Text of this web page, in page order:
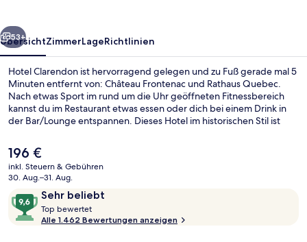
Weiter
53+
ÜbersichtZimmerLageRichtlinien
Hotel Clarendon ist hervorragend gelegen und zu Fuß gerade mal 5
Minuten entfernt von: Château Frontenac und Rathaus Quebec.
Nach etwas Sport im rund um die Uhr geöffneten Fitnessbereich
kannst du im Restaurant etwas essen oder dich bei einem Drink in
der Bar/Lounge entspannen. Dieses Hotel im historischen Stil ist
Funicular (Seilbahn) und Viertel Petit Champlain. Anderen
Reisenden gefallen die bequemen Betten und das hilfsbereite
Personal sehr gut.
Der
aktuelle
Preis
196 €.
196 €
inkl. Steuern & Gebühren
30. Aug.–31. Aug.
Bewertungen
Sehr beliebt
9,6
von
10,
Top bewertet
o
Alle 1.462 Bewertungen anzeigen